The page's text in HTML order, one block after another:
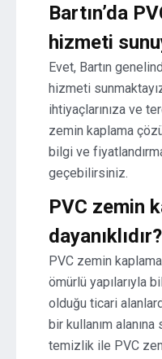
Bartın’da
hizmeti
Evet, Bartın
hizmeti
ihtiyaçlarınıza ve
zemin kaplama
bilgi ve
geçebilirsiniz.
PVC zemin
dayanıklıdır?
PVC zemin
ömürlü yapılarıyla
olduğu ticari
bir kullanım
temizlik ile PVC